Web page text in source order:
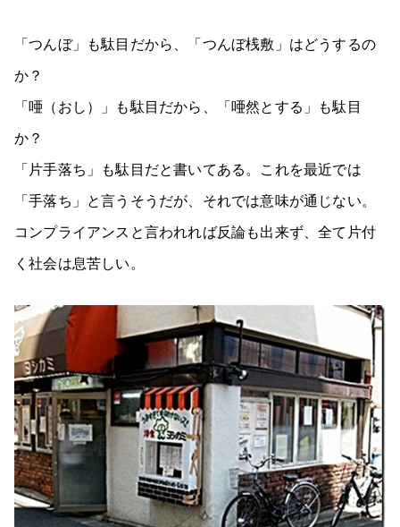
「つんぼ」も駄目だから、「つんぼ桟敷」はどうするの
か？
「唖（おし）」も駄目だから、「唖然とする」も駄目
か？
「片手落ち」も駄目だと書いてある。これを最近では
「手落ち」と言うそうだが、それでは意味が通じない。
コンプライアンスと言われれば反論も出来ず、全て片付
く社会は息苦しい。